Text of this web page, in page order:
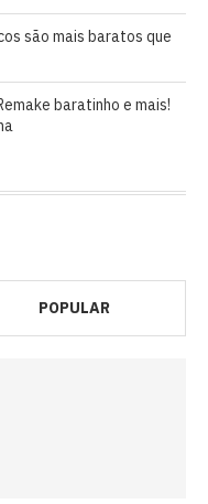
são mais baratos que
baratinho e mais!
POPULAR